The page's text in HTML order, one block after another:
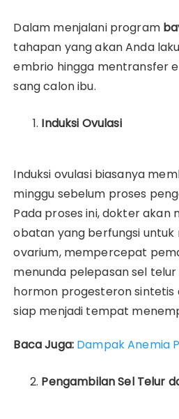
Dalam menjalani program
tahapan yang akan Anda
embrio hingga mentransfer
sang calon ibu.
Induksi Ovulasi
Induksi ovulasi biasanya
minggu sebelum proses
Pada proses ini, dokter
obatan yang berfungsi untuk
ovarium, mempercepat
menunda pelepasan sel
hormon progesteron sintetis
siap menjadi tempat
Baca Juga: Dampak Anemia
Pengambilan Sel Telur